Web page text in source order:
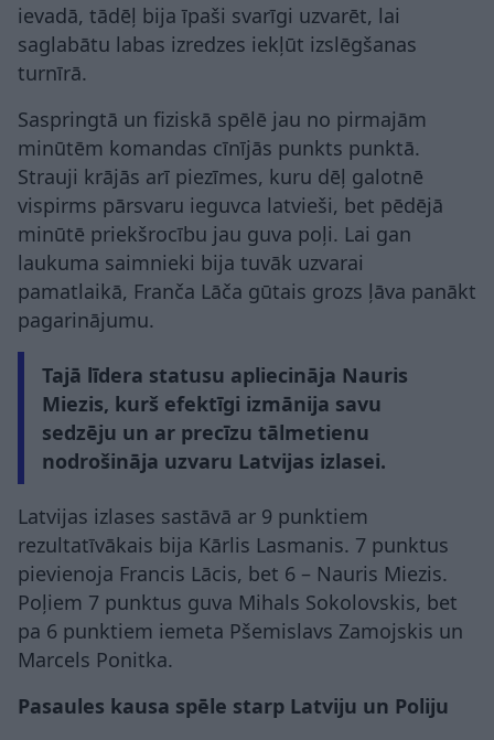
ievadā, tādēļ bija īpaši svarīgi uzvarēt, lai
saglabātu labas izredzes iekļūt izslēgšanas
turnīrā.
Saspringtā un fiziskā spēlē jau no pirmajām
minūtēm komandas cīnījās punkts punktā.
Strauji krājās arī piezīmes, kuru dēļ galotnē
vispirms pārsvaru ieguvca latvieši, bet pēdējā
minūtē priekšrocību jau guva poļi. Lai gan
laukuma saimnieki bija tuvāk uzvarai
pamatlaikā, Franča Lāča gūtais grozs ļāva panākt
pagarinājumu.
Tajā līdera statusu apliecināja Nauris
Miezis, kurš efektīgi izmānija savu
sedzēju un ar precīzu tālmetienu
nodrošināja uzvaru Latvijas izlasei.
Latvijas izlases sastāvā ar 9 punktiem
rezultatīvākais bija Kārlis Lasmanis. 7 punktus
pievienoja Francis Lācis, bet 6 – Nauris Miezis.
Poļiem 7 punktus guva Mihals Sokolovskis, bet
pa 6 punktiem iemeta Pšemislavs Zamojskis un
Marcels Ponitka.
Pasaules kausa spēle starp Latviju un Poliju